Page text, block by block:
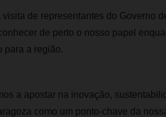
de representantes do Governo
de perto o nosso papel
para a região.
a apostar na inovação,
como um ponto-chave da